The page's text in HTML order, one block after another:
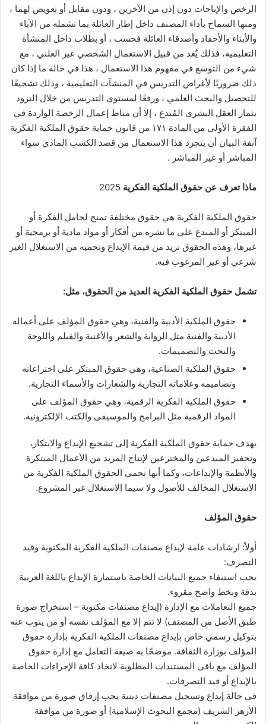
الرخص والإباحات دون إذن من الآخرين ، ودون مقابل أو تعويض لهما ،
ومنها السماح بأداء المصنف داخل إطار العائلة بما تشمله من الآباء
والأبناء والأحفاد وأصدقاء العائلة فحسب ، أو بطلاب داخل المنشأة
التعليمية، فذلك يُعد من قبيل الاستعمال الشخصي غير العلني ، مع
شيء من التوسع في مفهوم هذا الاستعمال ، هذا في حالة ما إذا كان
ذلك ضروريًا لأغراض التدريس في المنشآت التعليمية ، وذلك تشجيعًا
للتحصيل والبحث العلمي ، ورفعًا لمستوى التدريس من خلال التزود
بثمار العقل البشرى المُبدع ، إلا أن مناط إعمال الرخصة الواردة في
الفقرة الأولى من المادة ١٧١ من قانون حماية حقوق الملكية الفكرية
آنفة البيان أن يتجرد هذا الاستعمال من قصد الكسب المادي سواء
المباشر أو غير المباشر .
ماذا تعرف عن حقوق الملكية الفكرية
حقوق الملكية الفكرية هي حقوق مختلفة تمنح لحامل الفكرة أو
المبتكر أو المبدع على ما نشره من أفكار أو مواد مادية أو برمجية أو
غيرها، وهذه الحقوق تزيد من قيمة الإبداع وتحميه من الاستغلال الغير
شرعي أو غير المرغوب فيه.
تشمل حقوق الملكية الفكرية العديد من الحقوق، مثل:
حقوق الملكية الأدبية والفنية، وهي حقوق المؤلف على أعماله
الأدبية والفنية مثل الرواية والشعر والأغنية والفيلم واللوحة
والنحت والتصميمات.
حقوق الملكية الصناعية، وهي حقوق المبتكر على اختراعاته
وتصاميمه وعلاماته التجارية والشعارات والأسماء التجارية.
حقوق الملكية الفكرية الرقمية، وهي حقوق المؤلف على
المواد الرقمية مثل البرامج والموسيقى والكتب الإلكترونية.
يهدف حماية حقوق الملكية الفكرية إلى تشجيع الإبداع والابتكار،
وتحفيز المبدعين والمخترعين لإنتاج المزيد من الأعمال المبتكرة
والأنظمة والإبداعات، وكما أنها تحمي الحقوق الملكية الفكرية من
الاستغلال المخالف للأصول ولا سيما الاستغلال غير المشروع.
حقوق المؤلف
أولاً: ارشادات عامة لإيداع مصنفات الملكية الفكرية المكتوبة وقيد
التصرف:
يجب استيفاء جميع البيانات الخاصة باستمارة الإيداع باللغة العربية
بدقة وبخط واضح مقروء.
جميع التعاملات مع الإدارة (إيداع مصنفات مكتوبة – استخراج صورة
طبق الأصل من المصنف) لا تتم إلا مع المؤلف نفسه أو من ينوب عنه
بتوكيل رسمي خاص بإيداع مصنفات الملكية الفكرية بإدارة حقوق
المؤلف بوزارة الثقافة. موضحًا به صيغة التعامل مع إدارة حقوق
المؤلف مع باقى المستندات المطلوبة لاتخاذ كافة الإجراءات الخاصة
بالإيداع أو قيد التصرفات.
فى حالة إيداع وتسجيل مصنفات دينية يجب إرفاق صورة من موافقة
الأزهر الشريف (مجمع البحوث الإسلامية) أو صورة من موافقة